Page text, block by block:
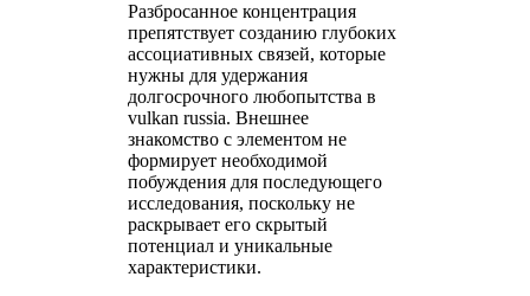
Разбросанное концентрация
препятствует созданию глубоких
ассоциативных связей, которые
нужны для удержания
долгосрочного любопытства в
vulkan russia. Внешнее
знакомство с элементом не
формирует необходимой
побуждения для последующего
исследования, поскольку не
раскрывает его скрытый
потенциал и уникальные
характеристики.